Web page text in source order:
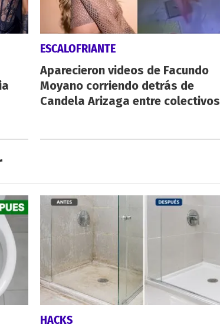
ESCALOFRIANTE
Aparecieron videos de Facundo
Moyano corriendo detrás de
Candela Arizaga entre colectivos
HACKS